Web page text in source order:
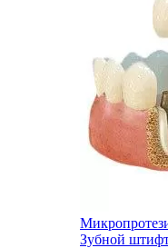
Зубной